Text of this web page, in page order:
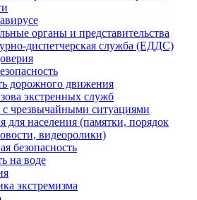
органы и представительства
диспетчерская служба (ЕДДС)
дорожного движения
экстренных служб
с чрезвычайными ситуациями
для населения (памятки, порядок
видеоролики)
безопасность
на воде
экстремизма